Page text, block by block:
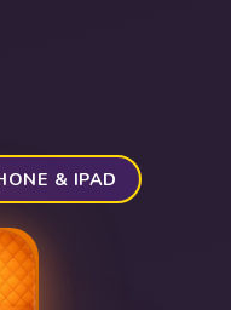
& IPAD